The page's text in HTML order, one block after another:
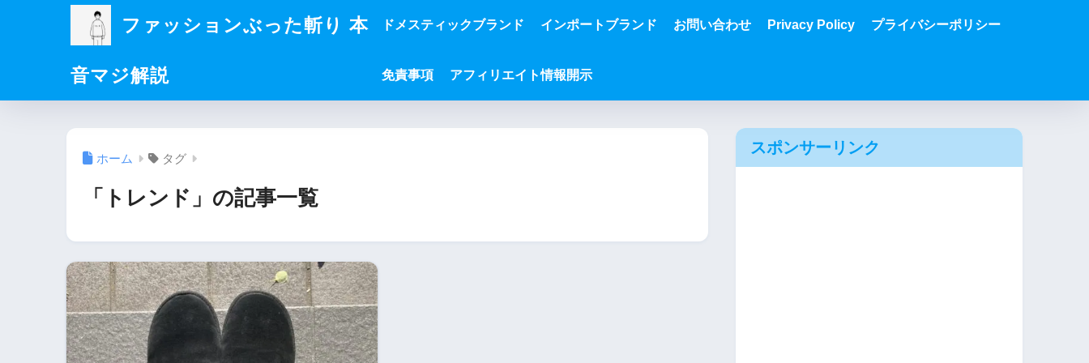
ファッションぶった斬り 本
音マジ解説
ドメスティックブランド インポートブランド お問い合わせ Privacy Policy プライバシーポリシー
免責事項 アフィリエイト情報開示
ホーム タグ
「トレンド」の記事一覧
スポンサーリンク